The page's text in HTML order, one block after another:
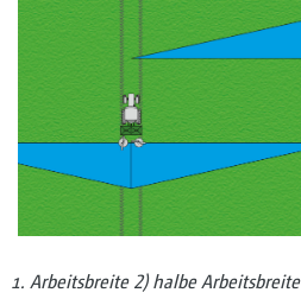
Arbeitsbreite 2) halbe Arbeitsbreite